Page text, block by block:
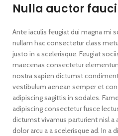
Nulla auctor
Ante iaculis feugiat dui magna mi
nullam hac consectetur class
justo in a scelerisque. Feugiat
maecenas consectetur
nostra sapien dictumst
vestibulum aenean semper et
adipiscing sagittis in sodales.
adipiscing consectetur fusce
dictumst vivamus parturient nisl
dolor arcu a a scelerisque ad. In a